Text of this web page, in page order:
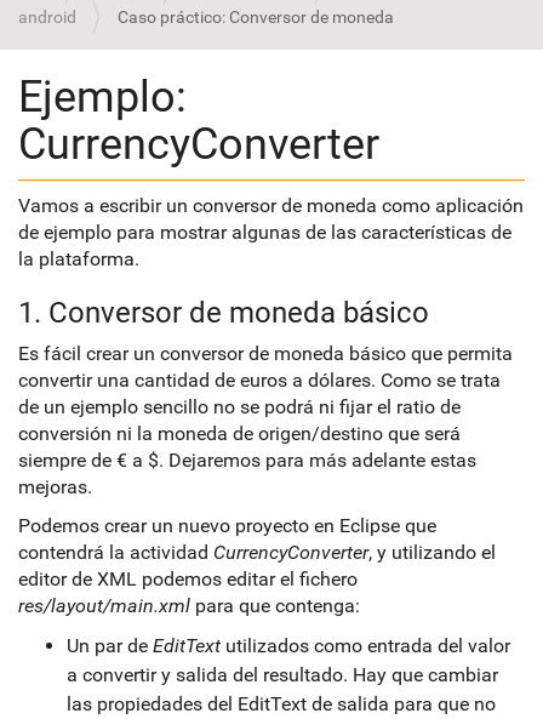
android
Caso práctico: Conversor de moneda
Ejemplo:
CurrencyConverter
Vamos a escribir un conversor de moneda como aplicación
de ejemplo para mostrar algunas de las características de
la plataforma.
1. Conversor de moneda básico
Es fácil crear un conversor de moneda básico que permita
convertir una cantidad de euros a dólares. Como se trata
de un ejemplo sencillo no se podrá ni fijar el ratio de
conversión ni la moneda de origen/destino que será
siempre de € a $. Dejaremos para más adelante estas
mejoras.
Podemos crear un nuevo proyecto en Eclipse que
contendrá la actividad CurrencyConverter, y utilizando el
editor de XML podemos editar el fichero
res/layout/main.xml para que contenga:
Un par de EditText utilizados como entrada del valor
a convertir y salida del resultado. Hay que cambiar
las propiedades del EditText de salida para que no